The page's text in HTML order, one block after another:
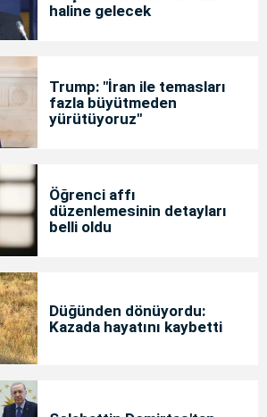
haline gelecek
Trump: "İran ile temasları
fazla büyütmeden
yürütüyoruz"
Öğrenci affı
düzenlemesinin detayları
belli oldu
Düğünden dönüyordu:
Kazada hayatını kaybetti